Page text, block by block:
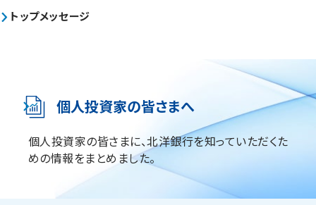
トップメッセージ
個人投資家の皆さまへ
個人投資家の皆さまに、北洋銀行を知っていただくた
めの情報をまとめました。